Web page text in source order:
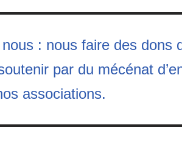
: nous faire des dons
par du mécénat
associations.